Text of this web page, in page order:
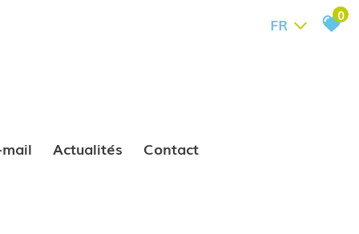
FR 0
mail Actualités Contact